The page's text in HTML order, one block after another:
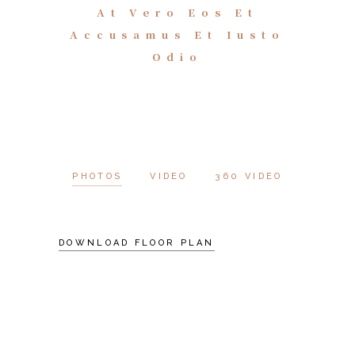
At Vero Eos Et
Accusamus Et Iusto
Odio
PHOTOS VIDEO 360 VIDEO
DOWNLOAD FLOOR PLAN